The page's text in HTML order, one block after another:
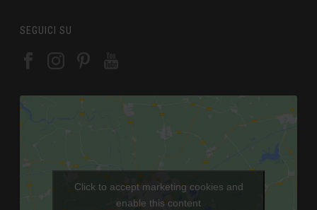
SEGUICI SU
Click to accept marketing cookies and
enable this content